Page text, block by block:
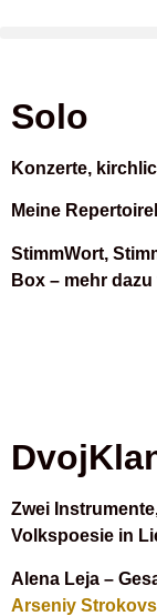
Solo
Konzerte,
Meine
StimmWort,
Box – mehr
Zwei
Volkspoesie in
Alena Leja –
Arseniy